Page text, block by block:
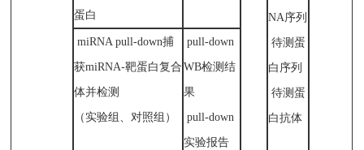
NA序列
待测蛋
白序列
待测蛋
白抗体
蛋白
miRNA pull-down捕
获miRNA-靶蛋白复合
体并检测
（实验组、对照组）
pull-down
WB检测结
果
pull-down
实验报告